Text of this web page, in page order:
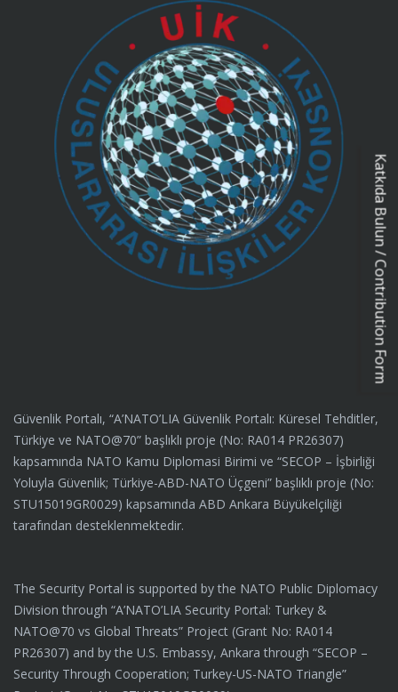
Katkıda Bulun / Contribution Form
Güvenlik Portalı, “A’NATO’LIA Güvenlik Portalı: Küresel Tehditler,
Türkiye ve NATO@70” başlıklı proje (No: RA014 PR26307)
kapsamında NATO Kamu Diplomasi Birimi ve “SECOP – İşbirliği
Yoluyla Güvenlik; Türkiye-ABD-NATO Üçgeni” başlıklı proje (No:
STU15019GR0029) kapsamında ABD Ankara Büyükelçiliği
tarafından desteklenmektedir.
The Security Portal is supported by the NATO Public Diplomacy
Division through “A’NATO’LIA Security Portal: Turkey &
NATO@70 vs Global Threats” Project (Grant No: RA014
PR26307) and by the U.S. Embassy, Ankara through “SECOP –
Security Through Cooperation; Turkey-US-NATO Triangle”